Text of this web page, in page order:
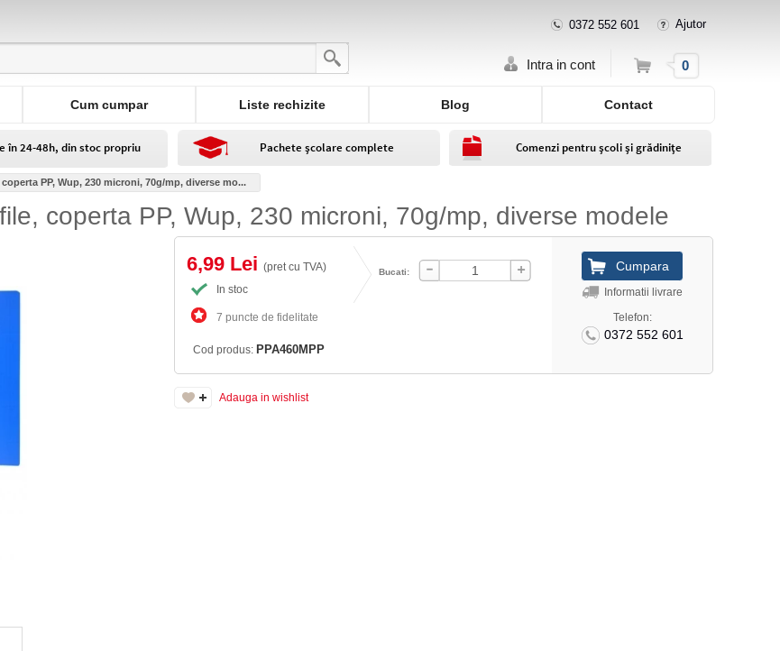
0372 552 601 Ajutor
Intra in cont Cos 0
Cum cumpar Liste rechizite Blog Contact
în 24-48h, din stoc propriu Pachete școlare complete Comenzi pentru școli și grădinițe
PP, Wup, 230 microni, 70g/mp, diverse mo...
coperta PP, Wup, 230 microni, 70g/mp, diverse modele
6,99 Lei (pret cu TVA)
In stoc
7 puncte de fidelitate
Bucati:
Cod produs: PPA460MPP
Informatii livrare
Telefon:
0372 552 601
Adauga in wishlist